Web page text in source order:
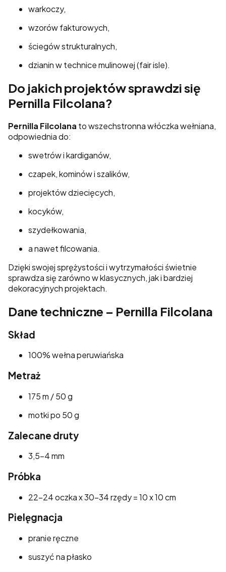
warkoczy,
wzorów fakturowych,
ściegów strukturalnych,
dzianin w technice mulinowej (fair isle).
Do jakich projektów sprawdzi się
Pernilla Filcolana?
Pernilla Filcolana to wszechstronna włóczka wełniana,
odpowiednia do:
swetrów i kardiganów,
czapek, kominów i szalików,
projektów dziecięcych,
kocyków,
szydełkowania,
a nawet filcowania.
Dzięki swojej sprężystości i wytrzymałości świetnie
sprawdza się zarówno w klasycznych, jak i bardziej
dekoracyjnych projektach.
Dane techniczne – Pernilla Filcolana
Skład
100% wełna peruwiańska
Metraż
175 m / 50 g
motki po 50 g
Zalecane druty
3,5–4 mm
Próbka
22–24 oczka x 30–34 rzędy = 10 x 10 cm
Pielęgnacja
pranie ręczne
suszyć na płasko